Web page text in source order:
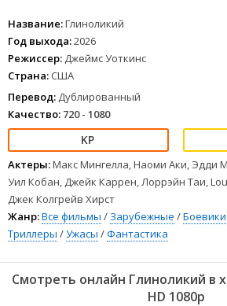
Название:Глиноликий
Год выхода:2026
Режиссер: Джеймс Уоткинс
Страна: США
Перевод: Дублированный
Качество: 720 - 1080
Актеры:Макс Мингелла, Наоми Аки, Эдди
Уил Кобан, Джейк Каррен, Лоррэйн Таи,
Джек Колгрейв Хирст
Жанр:Все фильмы / Зарубежные /Боевики
Триллеры /Ужасы /Фантастика
Смотреть онлайн Глиноликий в
HD 1080p